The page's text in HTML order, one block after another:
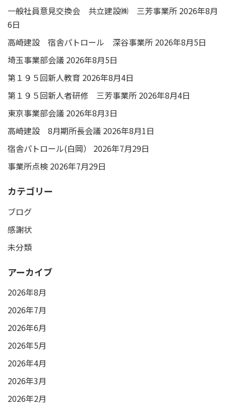
一般社員意見交換会 共立建設㈱ 三芳事業所 2026年8月
6日
高崎建設 宿舎パトロール 深谷事業所 2026年8月5日
埼玉事業部会議 2026年8月5日
第１９５回新人教育 2026年8月4日
第１９５回新人者研修 三芳事業所 2026年8月4日
東京事業部会議 2026年8月3日
高崎建設 8月期所長会議 2026年8月1日
宿舎パトロール(白岡）
2026年7月29日
事業所点検 2026年7月29日
カテゴリー
ブログ
感謝状
未分類
アーカイブ
2026年8月
2026年7月
2026年6月
2026年5月
2026年4月
2026年3月
2026年2月